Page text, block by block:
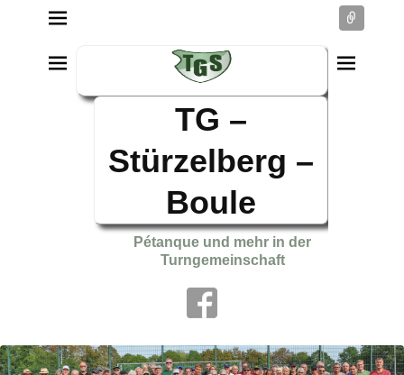
TG –
Stürzelberg –
Boule
Pétanque und mehr in der
Turngemeinschaft